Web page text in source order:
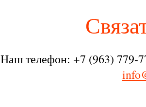
Наш телефон: +7 (963) 779-